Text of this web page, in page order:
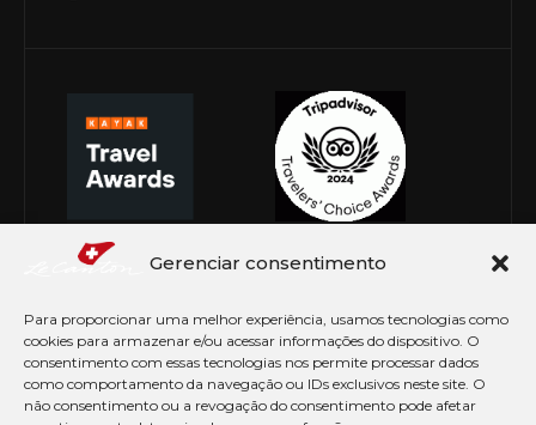
Gerenciar consentimento
Para proporcionar uma melhor experiência, usamos tecnologias como
cookies para armazenar e/ou acessar informações do dispositivo. O
consentimento com essas tecnologias nos permite processar dados
como comportamento da navegação ou IDs exclusivos neste site. O
não consentimento ou a revogação do consentimento pode afetar